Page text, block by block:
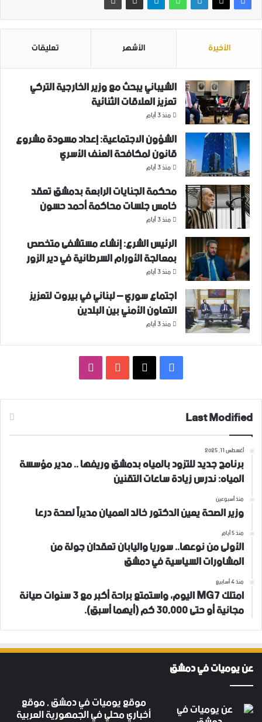
الأخيرة الأشهر تعليقات
الشيباني يبحث مع وزير الخارجية التركي
تعزيز العلاقات الثنائية
منذ 3 أيام
الشؤون الاجتماعية: إعداد مسودة مشروع
قانون لمكافحة العنف الأسري ‏
منذ 3 أيام
محكمة الجنايات الرابعة بدمشق تعقد
خامس جلسات محاكمة أحمد حسون
منذ 3 أيام
الرئيس الشرع: إنشاء ‌‏مستشفى متخصص
بمعالجة الأورام السرطانية في دير الزور
منذ 3 أيام
اجتماع سوري – لبناني في بيروت لتعزيز
التعاون ‏الأمني ‏بين البلدين
منذ 3 أيام
فيسبوك ‫YouTube
Last Modified
أغسطس 11, 2025
برنامج جديد للتزود بالمياه بدمشق وريفها .. مدير مؤسسة
المياه: ندرس زيادة ساعات التقنين
منذ أسبوعين
وزير الصحة يعين الدكتور خالد العميان مديراً لصحة درعا
منذ 5 أيام
الأولى من نوعها.. سوريا واليابان تعقدان جولة من
المشاورات السياسية في دمشق
منذ 4 أسابيع
امتلك MG7 اليوم، واستمتع براحة أكبر مع 3 سنوات صيانة
مجانية أو حتى 30,000 كم (أيهما أسبق).
عن يوميات في دمشق
موقع يوميات في دمشق , موقع
أخباري محلي في الجمهورية العربية